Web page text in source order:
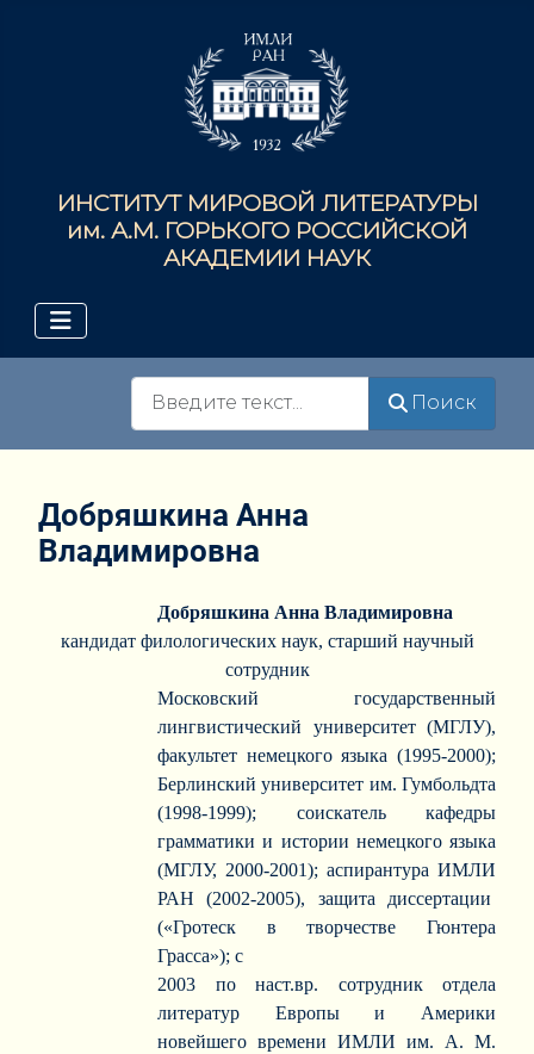
ИНСТИТУТ МИРОВОЙ ЛИТЕРАТУРЫ
им. А.М. ГОРЬКОГО РОССИЙСКОЙ
АКАДЕМИИ НАУК
Поиск
Добряшкина Анна
Владимировна
Добряшкина Анна Владимировна
кандидат филологических наук, старший научный
сотрудник
Московский государственный
лингвистический университет (МГЛУ),
факультет немецкого языка (1995-2000);
Берлинский университет им. Гумбольдта
(1998-1999); соискатель кафедры
грамматики и истории немецкого языка
(МГЛУ, 2000-2001); аспирантура ИМЛИ
РАН (2002-2005), защита диссертации
(«Гротеск в творчестве Гюнтера
Грасса»); с
2003 по наст.вр. сотрудник отдела
литератур Европы и Америки
новейшего времени ИМЛИ им. А. М.